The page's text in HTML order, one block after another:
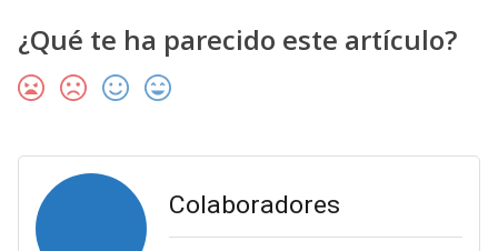
¿Qué te ha parecido este artículo?
Colaboradores